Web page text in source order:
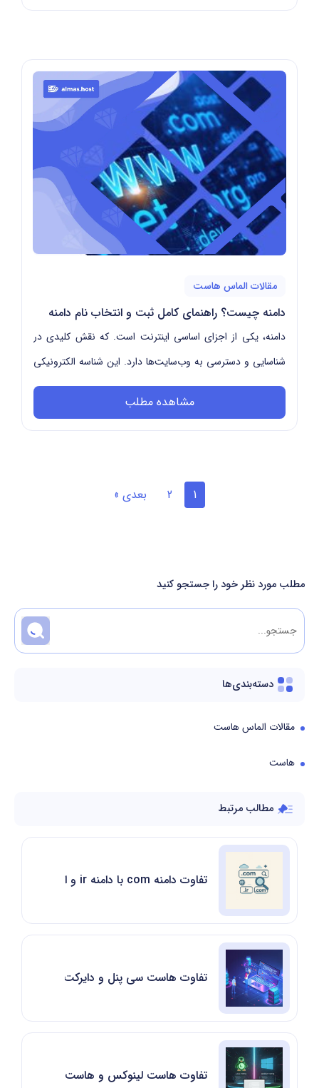
مطلب مورد نظر خود را جستجو کنید
دسته‌بندی‌ها
مقالات الماس هاست
هاست
مطالب مرتبط
تفاوت دامنه com با دامنه ir و انتخاب بهترین دامنه
تفاوت هاست سی پنل و دایرکت ادمین
تفاوت هاست لینوکس و هاست ویندوز
مقالات الماس هاست
دامنه چیست؟ راهنمای کامل ثبت و انتخاب نام دامنه
دامنه، یکی از اجزای اساسی اینترنت است. که نقش کلیدی در
شناسایی و دسترسی به وب‌سایت‌ها دارد. این شناسه الکترونیکی
به‌طور خل...
مشاهده مطلب
1
2 بعدی »